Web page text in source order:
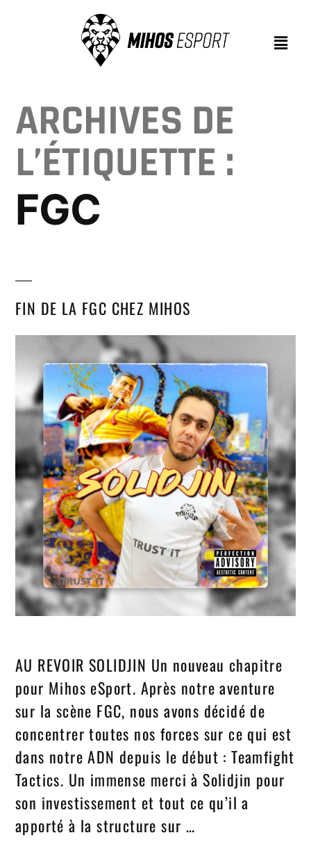
ARCHIVES DE
L’ÉTIQUETTE :
FGC
FIN DE LA FGC CHEZ MIHOS
AU REVOIR SOLIDJIN Un nouveau chapitre
pour Mihos eSport. Après notre aventure
sur la scène FGC, nous avons décidé de
concentrer toutes nos forces sur ce qui est
dans notre ADN depuis le début : Teamfight
Tactics. Un immense merci à Solidjin pour
son investissement et tout ce qu’il a
apporté à la structure sur …